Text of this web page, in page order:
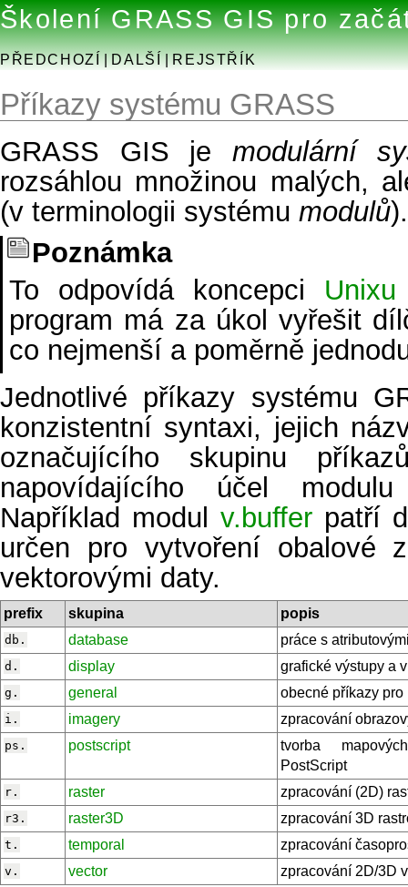
Školení GRASS GIS pro
PŘEDCHOZÍ|DALŠÍ|REJSTŘÍK
Příkazy systému GRASS
GRASS GIS je modulární
rozsáhlou množinou malých,
(v terminologii systému modulů).
Poznámka
To odpovídá koncepci Unixu
program má za úkol vyřešit
co nejmenší a poměrně
Jednotlivé příkazy systému
konzistentní syntaxi, jejich
označujícího skupinu
napovídajícího účel
Například modul v.bufferpatří
určen pro vytvoření obalové
vektorovými daty.
prefix skupina popis
db. database práce s
d. display grafické výstupy a
g. general obecné příkazy
i. imagery zpracování
ps. postscript
tvorba
PostScript
r. raster zpracování (2D)
r3. raster3D zpracování 3D
t. temporal zpracování
v. vector zpracování 2D/3D